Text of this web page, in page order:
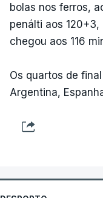
bolas nos ferros,
penálti aos
chegou aos 116
Os quartos de
Argentina,